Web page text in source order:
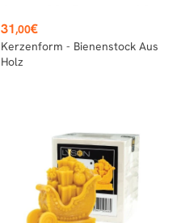
Preis
31,00€
Kerzenform - Bienenstock Aus
Holz